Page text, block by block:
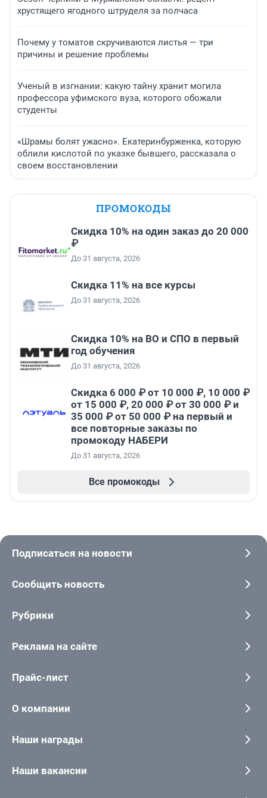
хрустящего ягодного штруделя за полчаса
Почему у томатов скручиваются листья — три
причины и решение проблемы
Ученый в изгнании: какую тайну хранит могила
профессора уфимского вуза, которого обожали
студенты
«Шрамы болят ужасно». Екатеринбурженка, которую
облили кислотой по указке бывшего, рассказала о
своем восстановлении
ПРОМОКОДЫ
Скидка 10% на один заказ до 20 000
₽
До 31 августа, 2026
Скидка 11% на все курсы
До 31 августа, 2026
Скидка 10% на ВО и СПО в первый
год обучения
До 31 августа, 2026
Скидка 6 000 ₽ от 10 000 ₽, 10 000 ₽
от 15 000 ₽, 20 000 ₽ от 30 000 ₽ и
35 000 ₽ от 50 000 ₽ на первый и
все повторные заказы по
промокоду НАБЕРИ
До 31 августа, 2026
Все промокоды
Подписаться на новости
Сообщить новость
Рубрики
Реклама на сайте
Прайс-лист
О компании
Наши награды
Наши вакансии